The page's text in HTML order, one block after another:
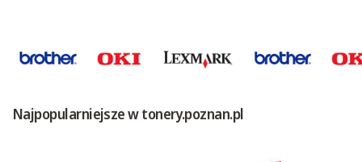
Najpopularniejsze w tonery.poznan.pl